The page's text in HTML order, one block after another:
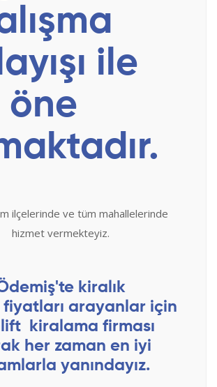
ile
öne
ilçelerinde ve tüm mahallelerinde
hizmet vermekteyiz.
kiralık
fiyatları arayanlar için
kiralama firması
her zaman en iyi
yanındayız.